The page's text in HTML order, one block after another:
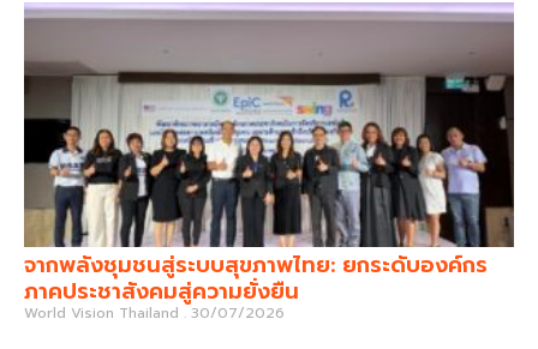
จากพลังชุมชนสู่ระบบสุขภาพไทย: ยกระดับองค์กร
ภาคประชาสังคมสู่ความยั่งยืน
World Vision Thailand 30/07/2026